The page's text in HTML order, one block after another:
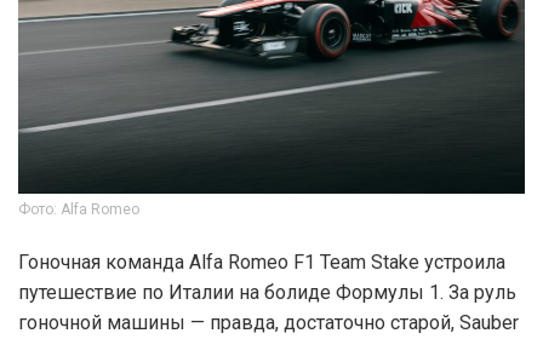
Фото: Alfa Romeo
Гоночная команда Alfa Romeo F1 Team Stake устроила
путешествие по Италии на болиде Формулы 1. За руль
гоночной машины — правда, достаточно старой, Sauber